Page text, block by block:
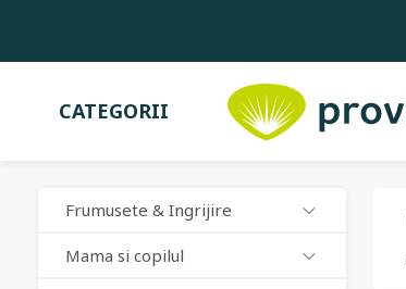
CATEGORII
Frumusete & Ingrijire
Mama si copilul